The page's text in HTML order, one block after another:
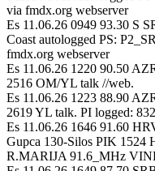
via fmdx.org webserver
Es 11.06.26 0949 93.30 S
Coast autologged PS:
fmdx.org webserver
Es 11.06.26 1220 90.50
2516 OM/YL talk //web.
Es 11.06.26 1223 88.90
2619 YL talk. PI logged:
Es 11.06.26 1646 91.60
Gupca 130-Silos PIK 1524
R.MARIJA 91.6_MHz